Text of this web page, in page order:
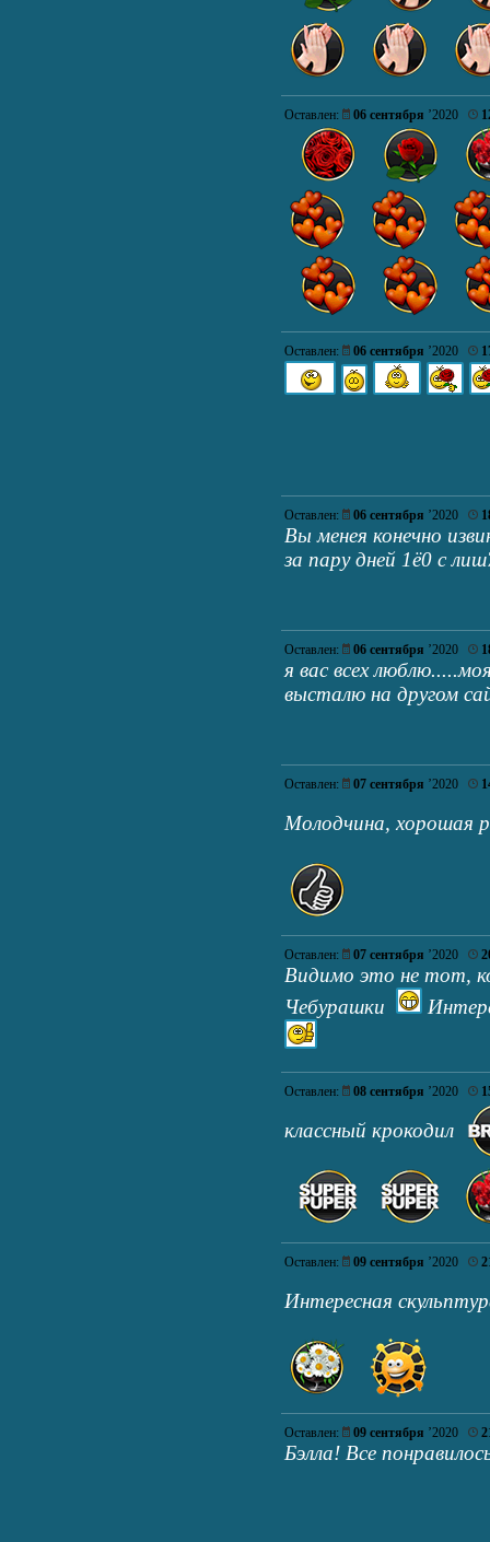
Оставлен: 06 сентября ’2020
Оставлен: 06 сентября ’2020
Оставлен: 06 сентября ’2020
Вы менея конечно
за пару дней 1ё0 с
Оставлен: 06 сентября ’2020
я вас всех
высталю на другом
Оставлен: 07 сентября ’2020
Молодчина,
Оставлен: 07 сентября ’2020
Видимо это не тот,
Чебурашки
Оставлен: 08 сентября ’2020
классный крокодил
Оставлен: 09 сентября ’2020
Интересная
Оставлен: 09 сентября ’2020
Бэлла! Все